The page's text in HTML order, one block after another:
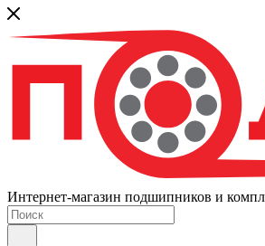
Интернет-магазин подшипников и